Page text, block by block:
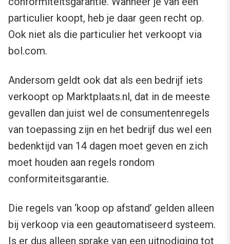
particulier koopt, heb je daar geen recht op.
Ook niet als die particulier het verkoopt via
bol.com.
Andersom geldt ook dat als een bedrijf iets
verkoopt op Marktplaats.nl, dat in de meeste
gevallen dan juist wel de consumentenregels
van toepassing zijn en het bedrijf dus wel een
bedenktijd van 14 dagen moet geven en zich
moet houden aan regels rondom
conformiteitsgarantie.
Die regels van ‘koop op afstand’ gelden alleen
bij verkoop via een geautomatiseerd systeem.
Is er dus alleen sprake van een uitnodiging tot